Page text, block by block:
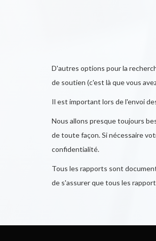
D'autres options pour la
de soutien (c'est là que vous
Il est important lors de l'envoi
Nous allons presque toujours
de toute façon. Si nécessaire
confidentialité.
Tous les rapports sont
de s'assurer que tous les